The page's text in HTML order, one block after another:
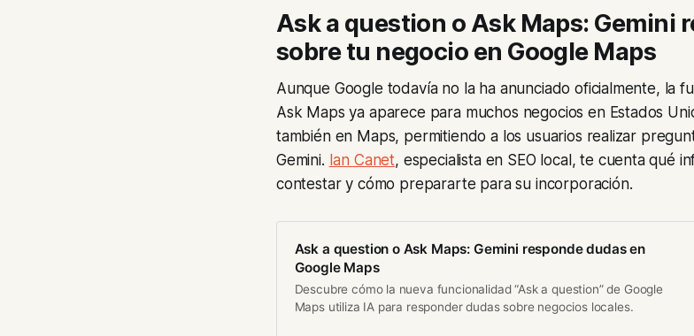
Ask a question o Ask Maps: Gemini
sobre tu negocio en Google Maps
Aunque Google todavía no la ha anunciado oficialmente, la
Ask Maps ya aparece para muchos negocios en Estados
también en Maps, permitiendo a los usuarios realizar
Gemini. Ian Canet, especialista en SEO local, te cuenta qué
contestar y cómo prepararte para su incorporación.
Ask a question o Ask Maps: Gemini responde dudas en
Google Maps
Descubre cómo la nueva funcionalidad “Ask a question” de Google
Maps utiliza IA para responder dudas sobre negocios locales.